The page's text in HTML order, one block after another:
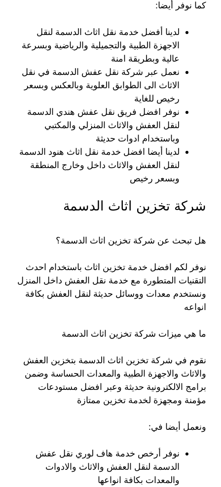
كما نوفر أيضا:
لدينا أفضل خدمة نقل اثاث الدسمة لنقل
الاجهزة الطبية والتجميلية والرياضية وبسرعة
عالية وبطريقة امنة
نعمل عبر شركة نقل عفش الدسمة في نقل
الاثاث الى الطوابق العلوية وبالعكس وبسعر
رخيص للغاية
نوفر افضل فريق نقل عفش هندي الدسمة
لنقل العفش والاثاث المنزلي والمكتبي
وباستخدام ادوات حديثة
لدينا أيضا افضل خدمة نقل اثاث هنود الدسمة
لنقل العفش والاثاث داخل وخارج المنطقة
وبسعر رخيص
شركة تخزين اثاث الدسمة
هل تبحث عن شركة تخزين اثاث الدسمة؟
نوفر لكم افضل خدمة تخزين اثاث باستخدام احدث
التقنيات المتطورة مع خدمة نقل العفش داخل المنزل
ونستخدم معدات ووسائل حديثة لنقل العفش بكافة
انواعه
ما هي ميزات شركة تخزين اثاث الدسمة
نقوم في شركة تخزين اثاث الدسمة بتخزين العفش
والاثاث والاجهزة الطبية والمعدات الحساسة وضمن
برامج الالكترونية حديثة وعبر افضل مستودعات
مؤمنة ومجهزة لخدمة تخزين ممتازة
ونعمل أيضا في:
نوفر أرخص خدمة هاف لوري نقل عفش
الدسمة لنقل العفش والاثاث والادوات
والمعدات بكافة انواعها